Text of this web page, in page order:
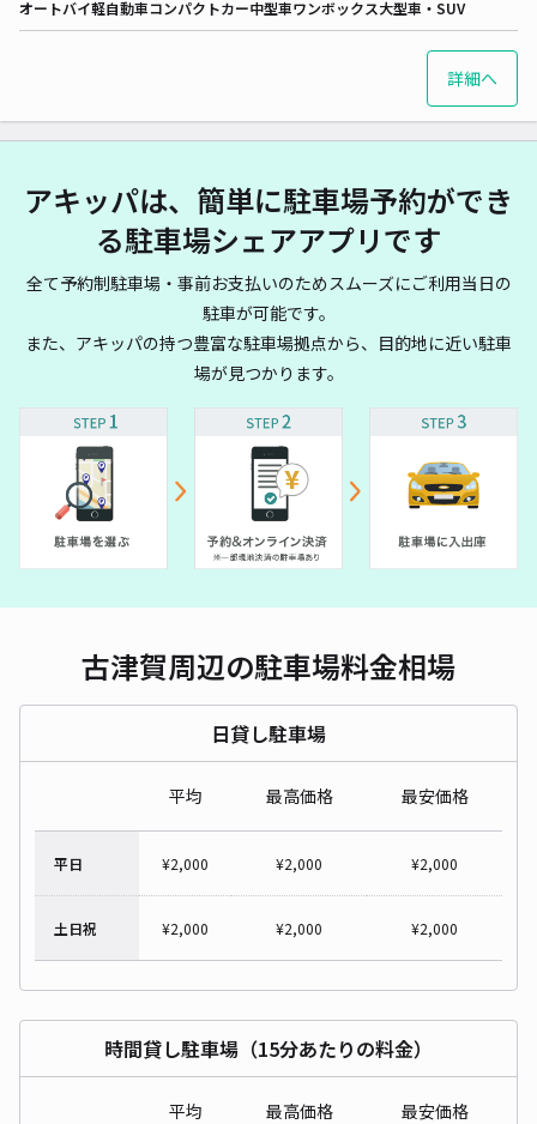
オートバイ軽自動車コンパクトカー中型車ワンボックス大型車・SUV
詳細へ
アキッパは、簡単に駐車場予約ができ
る駐車場シェアアプリです
全て予約制駐車場・事前お支払いのためスムーズにご利用当日の
駐車が可能です。
また、アキッパの持つ豊富な駐車場拠点から、目的地に近い駐車
場が見つかります。
古津賀周辺の駐車場料金相場
日貸し駐車場
平均 最高価格 最安価格
平日 ¥2,000 ¥2,000 ¥2,000
土日祝 ¥2,000 ¥2,000 ¥2,000
時間貸し駐車場（15分あたりの料金）
平均 最高価格 最安価格